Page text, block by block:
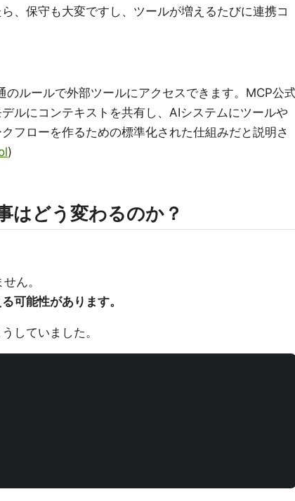
、保守も大変ですし、ツールが増えるたびに連携コ
のルールで外部ツールにアクセスできます。MCP公
ルにコンテキストを共有し、AIシステムにツールや
フローを作るための標準化された仕組みだと説明さ
)
はどう変わるのか？
ん。
可能性があります。
していました。